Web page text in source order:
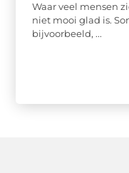
Waar veel mensen
niet mooi glad is.
bijvoorbeeld, ...